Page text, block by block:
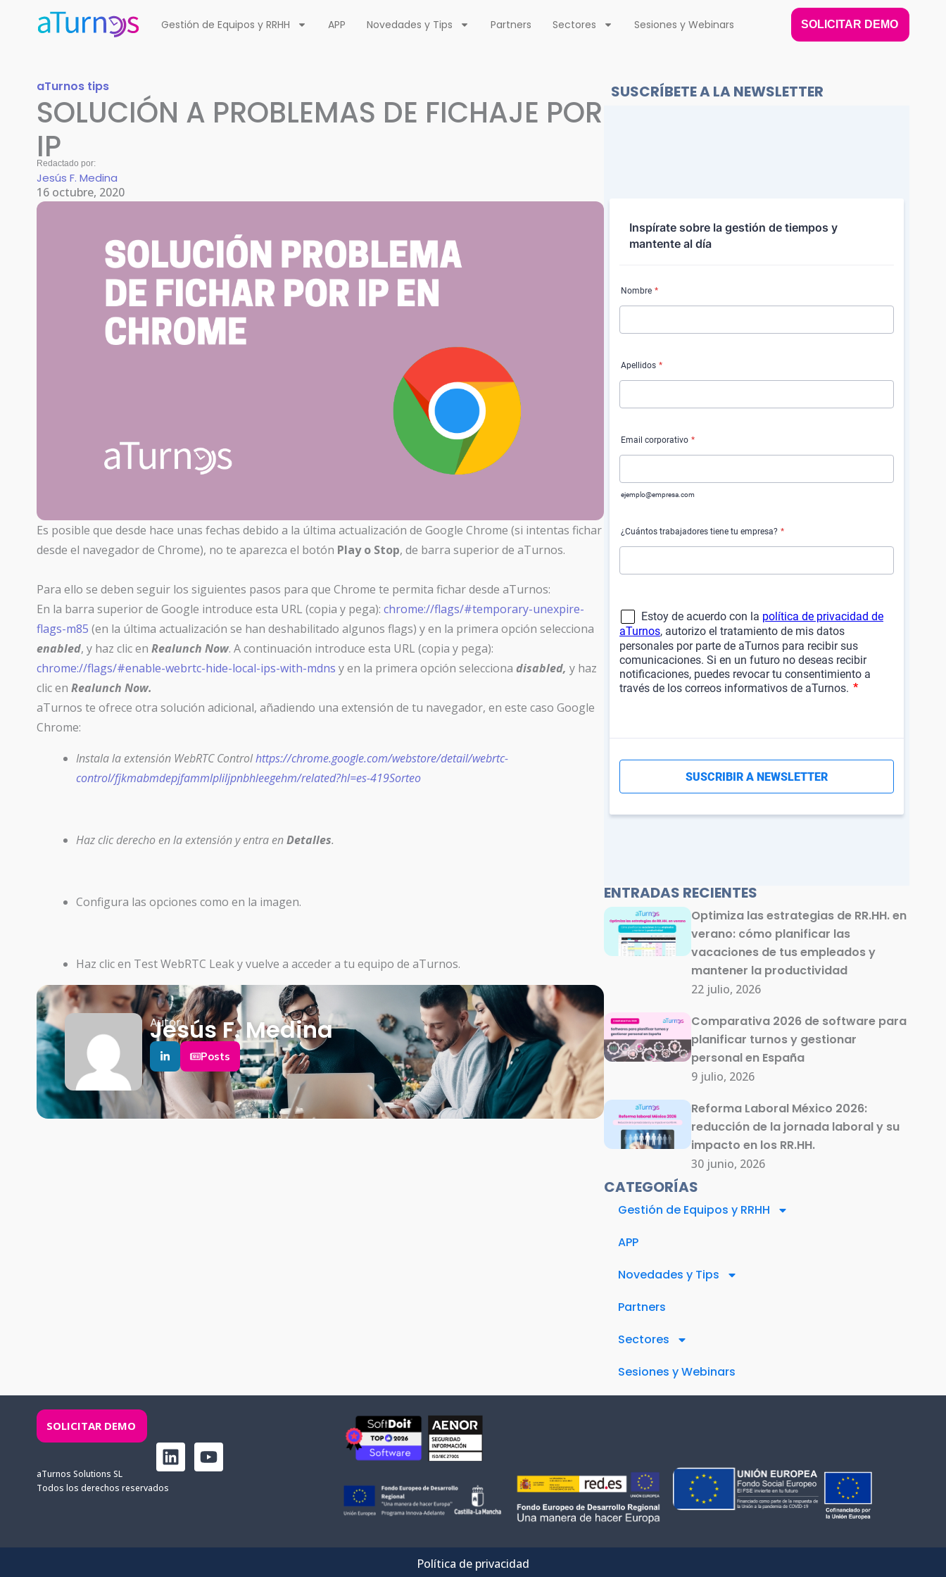
Gestión de Equipos y RRHH APP Novedades y Tips Partners Sectores Sesiones y Webinars SOLICITAR DEMO
aTurnos tips
SOLUCIÓN A PROBLEMAS DE FICHAJE POR
IP
Redactado por:
Jesús F. Medina
16 octubre, 2020
Es posible que desde hace unas fechas debido a la última actualización de Google Chrome (si intentas fichar
desde el navegador de Chrome), no te aparezca el botón Play o Stop, de barra superior de aTurnos.
Para ello se deben seguir los siguientes pasos para que Chrome te permita fichar desde aTurnos:
En la barra superior de Google introduce esta URL (copia y pega): chrome://flags/#temporary-unexpire-
flags-m85 (en la última actualización se han deshabilitado algunos flags) y en la primera opción selecciona
enabled, y haz clic en Realunch Now. A continuación introduce esta URL (copia y pega):
chrome://flags/#enable-webrtc-hide-local-ips-with-mdns y en la primera opción selecciona disabled, y haz
clic en Realunch Now.
aTurnos te ofrece otra solución adicional, añadiendo una extensión de tu navegador, en este caso Google
Chrome:
Instala la extensión WebRTC Controlhttps://chrome.google.com/webstore/detail/webrtc-
control/fjkmabmdepjfammlpliljpnbhleegehm/related?hl=es-419Sorteo
Haz clic derecho en la extensión y entra enDetalles.
Configura las opciones como en la imagen.
Haz clic en Test WebRTC Leak y vuelve a acceder a tu equipo de aTurnos.
Autor
Jesús F. Medina
Posts
SUSCRÍBETE A LA NEWSLETTER
ENTRADAS RECIENTES
Optimiza las estrategias de RR.HH. en
verano: cómo planificar las
vacaciones de tus empleados y
mantener la productividad
22 julio, 2026
Comparativa 2026 de software para
planificar turnos y gestionar
personal en España
9 julio, 2026
Reforma Laboral México 2026:
reducción de la jornada laboral y su
impacto en los RR.HH.
30 junio, 2026
CATEGORÍAS
Gestión de Equipos y RRHH
APP
Novedades y Tips
Partners
Sectores
Sesiones y Webinars
SOLICITAR DEMO
L
i
i
Y
o
e
aTurnos Solutions SL
Todos los derechos reservados
Política de privacidad